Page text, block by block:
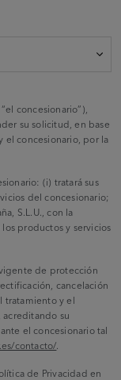
concesionario”),
su solicitud, en base
el concesionario, por la
(i) tratará sus
del concesionario;
S.L.U., con la
productos y servicios
de protección
cancelación
tratamiento y el
su
el concesionario tal
contacto/
de Privacidad en